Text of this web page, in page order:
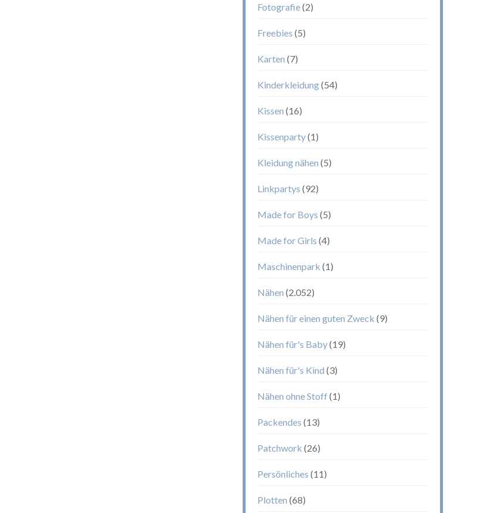
Fotografie(2)
Freebies (5)
Karten (7)
Kinderkleidung(54)
Kissen (16)
Kissenparty(1)
Kleidung nähen (5)
Linkpartys (92)
Made for Boys (5)
Made for Girls (4)
Maschinenpark (1)
Nähen (2.052)
Nähen für einen guten Zweck (9)
Nähen für's Baby(19)
Nähen für's Kind (3)
Nähen ohne Stoff (1)
Packendes (13)
Patchwork (26)
Persönliches (11)
Plotten (68)